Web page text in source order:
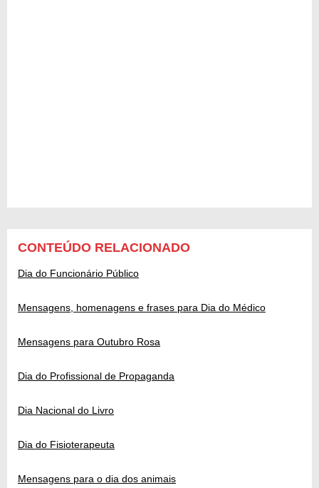
CONTEÚDO RELACIONADO
Dia do Funcionário Público
Mensagens, homenagens e frases para Dia do Médico
Mensagens para Outubro Rosa
Dia do Profissional de Propaganda
Dia Nacional do Livro
Dia do Fisioterapeuta
Mensagens para o dia dos animais